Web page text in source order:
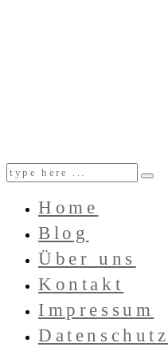
Home
Blog
Über uns
Kontakt
Impressum
Datenschutz